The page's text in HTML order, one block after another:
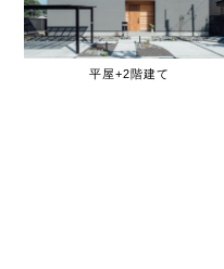
平屋+2階建て